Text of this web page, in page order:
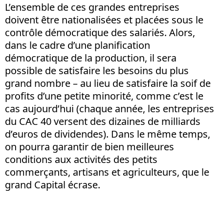
L’ensemble de ces grandes entreprises
doivent être nationalisées et placées sous le
contrôle démocratique des salariés. Alors,
dans le cadre d’une planification
démocratique de la production, il sera
possible de satisfaire les besoins du plus
grand nombre – au lieu de satisfaire la soif de
profits d’une petite minorité, comme c’est le
cas aujourd’hui (chaque année, les entreprises
du CAC 40 versent des dizaines de milliards
d’euros de dividendes). Dans le même temps,
on pourra garantir de bien meilleures
conditions aux activités des petits
commerçants, artisans et agriculteurs, que le
grand Capital écrase.